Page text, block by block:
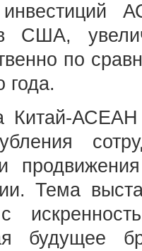
США,
по
года.
Китай-
Тема
будущее